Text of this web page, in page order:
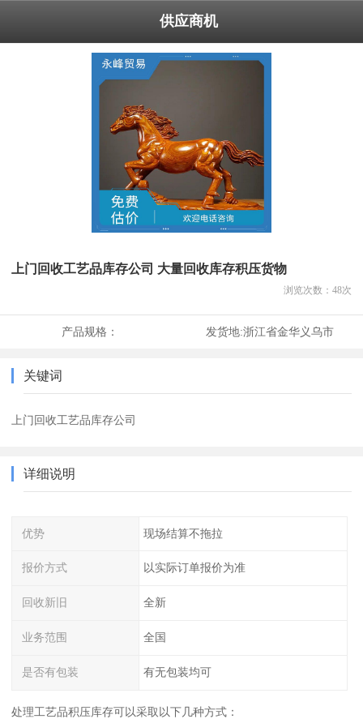
供应商机
上门回收工艺品库存公司 大量回收库存积压货物
浏览次数： 48次
产品规格： 发货地:浙江省金华义乌市
关键词
上门回收工艺品库存公司
详细说明
优势 现场结算不拖拉
报价方式 以实际订单报价为准
回收新旧 全新
业务范围 全国
是否有包装 有无包装均可
处理工艺品积压库存可以采取以下几种方式：